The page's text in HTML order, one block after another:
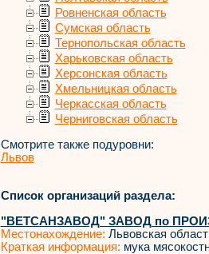
Ровненская область
Сумская область
Тернопольская область
Харьковская область
Херсонская область
Хмельницкая область
Черкасская область
Черниговская область
Смотрите также подуровни:
Львов
Список организаций раздела:
"ВЕТСАНЗАВОД" ЗАВОД по
Местонахождение: Львовская
Краткая информация: мука